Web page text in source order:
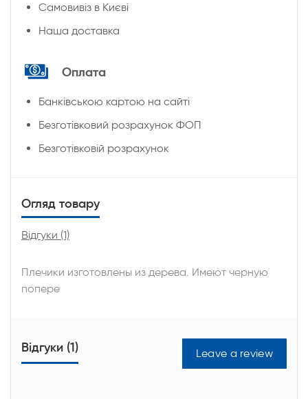
Cамовивіз в Києві
Наша доставка
Оплата
Банківською картою на сайті
Безготівковий розрахунок ФОП
Безготівковій розрахунок
Огляд товару
Відгуки (1)
Плечики изготовлены из дерева. Имеют черную
попере
Відгуки (1) Leave a review